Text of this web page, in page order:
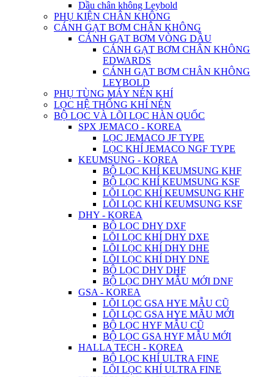
Dầu chân không Leybold
PHỤ KIỆN CHÂN KHÔNG
CÁNH GẠT BƠM CHÂN KHÔNG
CÁNH GẠT BƠM VÒNG DẦU
CÁNH GẠT BƠM CHÂN KHÔNG
EDWARDS
CÁNH GẠT BƠM CHÂN KHÔNG
LEYBOLD
PHỤ TÙNG MÁY NÉN KHÍ
LỌC HỆ THỐNG KHÍ NÉN
BỘ LỌC VÀ LÕI LỌC HÀN QUỐC
SPX JEMACO - KOREA
LỌC JEMACO JF TYPE
LỌC KHÍ JEMACO NGF TYPE
KEUMSUNG - KOREA
BỘ LỌC KHÍ KEUMSUNG KHF
BỘ LỌC KHÍ KEUMSUNG KSF
LÕI LỌC KHÍ KEUMSUNG KHF
LÕI LỌC KHÍ KEUMSUNG KSF
DHY - KOREA
BỘ LỌC DHY DXF
LÕI LỌC KHÍ DHY DXE
LÕI LỌC KHÍ DHY DHE
LÕI LỌC KHÍ DHY DNE
BỘ LỌC DHY DHF
BỘ LỌC DHY MẪU MỚI DNF
GSA - KOREA
LÕI LỌC GSA HYE MẪU CŨ
LÕI LỌC GSA HYE MÃU MỚI
BỘ LỌC HYF MẪU CŨ
BỘ LỌC GSA HYF MẪU MỚI
HALLA TECH - KOREA
BỘ LỌC KHÍ ULTRA FINE
LÕI LỌC KHÍ ULTRA FINE